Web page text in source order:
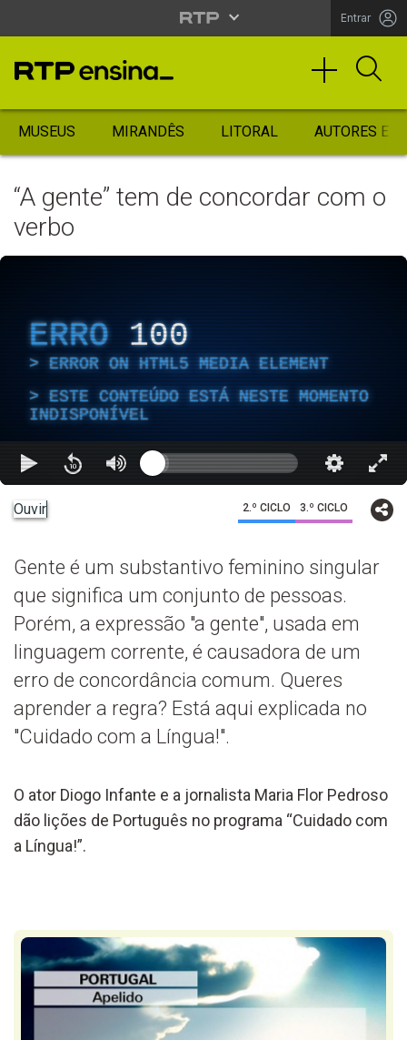
Entrar
MUSEUS MIRANDÊS LITORAL AUTORES
“A gente” tem de concordar com o
verbo
ERRO 100
ERROR ON HTML5 MEDIA ELEMENT
ESTE CONTEÚDO ESTÁ NESTE MOMENTO
INDISPONÍVEL
Ouvir 2.º CICLO 3.º CICLO
Gente é um substantivo feminino singular
que significa um conjunto de pessoas.
Porém, a expressão "a gente", usada em
linguagem corrente, é causadora de um
erro de concordância comum. Queres
aprender a regra? Está aqui explicada no
"Cuidado com a Língua!".
O ator Diogo Infante e a jornalista Maria Flor Pedroso
dão lições de Português no programa “Cuidado com
a Língua!”.